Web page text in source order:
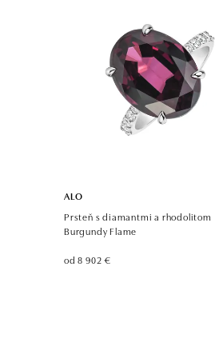
dnes otvorené do 21:00
ALO
Prsteň s diamantmi a rhodolitom
Burgundy Flame
od 8 902 €